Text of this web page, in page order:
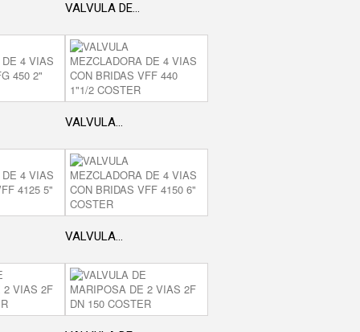
VALVULA DE...
VALVULA...
VALVULA...